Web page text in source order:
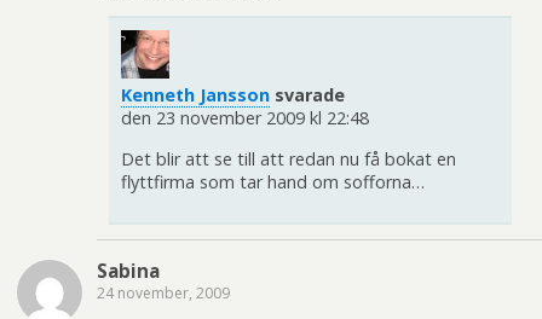
Kenneth Jansson svarade
den 23 november 2009 kl 22:48
Det blir att se till att redan nu få bokat en
flyttfirma som tar hand om sofforna…
Sabina
24 november, 2009